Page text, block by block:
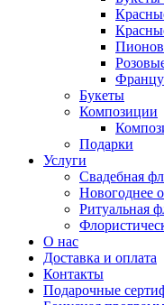
Букеты
Композиции
Подарки
Услуги
Свадебная
Новогоднее
Ритуальная
О нас
Доставка и оплата
Контакты
Подарочные